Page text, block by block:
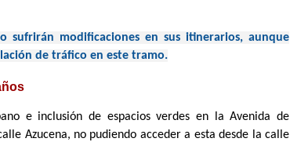
sufrirán modificaciones en sus itinerarios, aunque
de tráfico en este tramo.
e inclusión de espacios verdes en la Avenida de
Azucena, no pudiendo acceder a esta desde la calle